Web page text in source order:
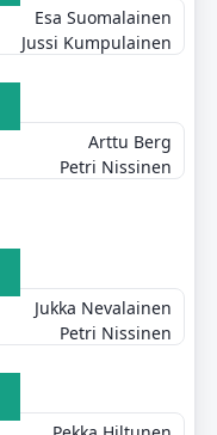
Esa Suomalainen
Jussi Kumpulainen
Arttu Berg
Petri Nissinen
Jukka Nevalainen
Petri Nissinen